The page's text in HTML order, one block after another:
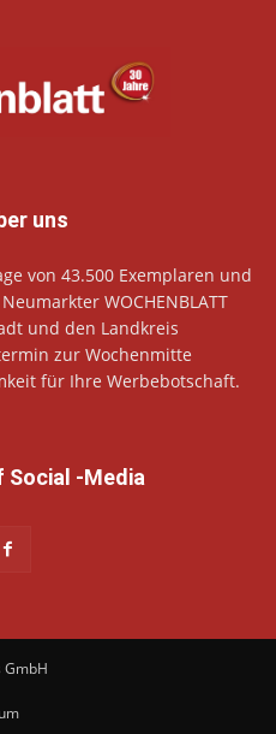
uns
von 43.500 Exemplaren und
WOCHENBLATT
und den Landkreis
zur Wochenmitte
für Ihre Werbebotschaft.
Social -Media